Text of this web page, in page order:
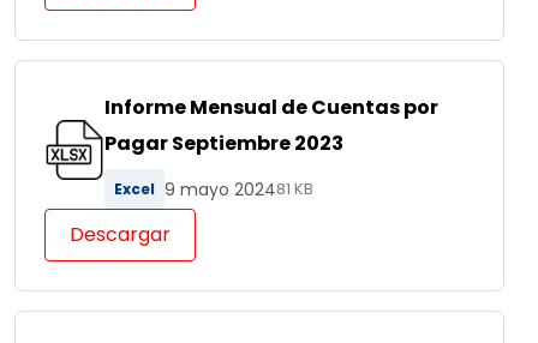
Informe Mensual de Cuentas por
Pagar Septiembre 2023
Excel 9 mayo 202481 KB
Descargar